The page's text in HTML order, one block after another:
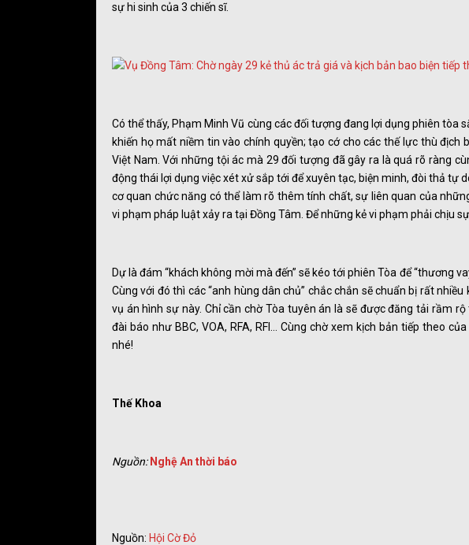
sự hi sinh của 3 chiến sĩ.
Có thể thấy, Phạm Minh Vũ cùng các đối tượng đang lợi dụng phiên tòa
khiến họ mất niềm tin vào chính quyền; tạo cớ cho các thế lực thù địch
Việt Nam. Với những tội ác mà 29 đối tượng đã gây ra là quá rõ ràng
động thái lợi dụng việc xét xử sắp tới để xuyên tạc, biện minh, đòi thả tự
cơ quan chức năng có thể làm rõ thêm tính chất, sự liên quan của
vi phạm pháp luật xảy ra tại Đồng Tâm. Để những kẻ vi phạm phải chịu
Dự là đám “khách không mời mà đến” sẽ kéo tới phiên Tòa để “thương
Cùng với đó thì các “anh hùng dân chủ” chắc chắn sẽ chuẩn bị rất
vụ án hình sự này. Chỉ cần chờ Tòa tuyên án là sẽ được đăng tải rầm
đài báo như BBC, VOA, RFA, RFI… Cùng chờ xem kịch bản tiếp theo
nhé!
Thế Khoa
Nguồn: Nghệ An thời báo
Nguồn: Hội Cờ Đỏ